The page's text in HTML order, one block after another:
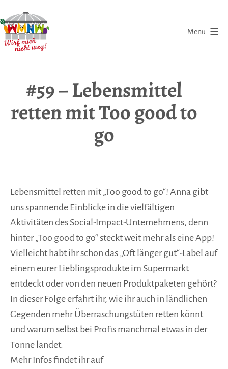
Inhalt
springen
Menü
#59 – Lebensmittel
retten mit Too good to
go
Lebensmittel retten mit „Too good to go“! Anna gibt
uns spannende Einblicke in die vielfältigen
Aktivitäten des Social-Impact-Unternehmens, denn
hinter „Too good to go“ steckt weit mehr als eine App!
Vielleicht habt ihr schon das „Oft länger gut“-Label auf
einem eurer Lieblingsprodukte im Supermarkt
entdeckt oder von den neuen Produktpaketen gehört?
In dieser Folge erfahrt ihr, wie ihr auch in ländlichen
Gegenden mehr Überraschungstüten retten könnt
und warum selbst bei Profis manchmal etwas in der
Tonne landet.
Mehr Infos findet ihr auf